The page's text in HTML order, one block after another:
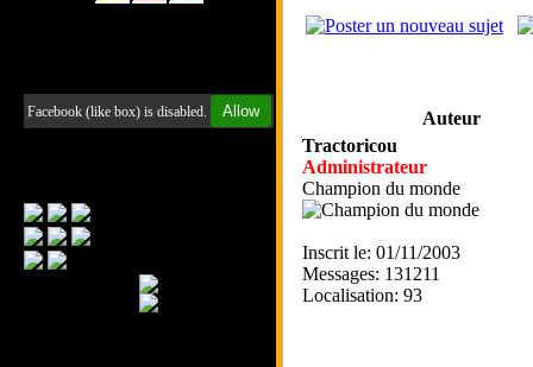
Facebook (like box) is disabled. Allow
Auteur
Tractoricou
Administrateur
Champion du monde
Inscrit le: 01/11/2003
Messages: 131211
Localisation: 93